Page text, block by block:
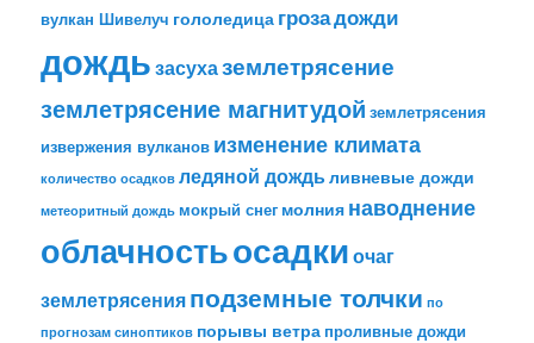
вулкан Шивелуч гололедица грозадожди
дождьзасухаземлетрясение
землетрясение магнитудой землетрясения
извержения вулканов изменение климата
количество осадков ледяной дождьливневые дожди
метеоритный дождь мокрый снег молния наводнение
облачностьосадкиочаг
землетрясенияподземные толчки по
прогнозам синоптиков порывы ветра проливные дожди